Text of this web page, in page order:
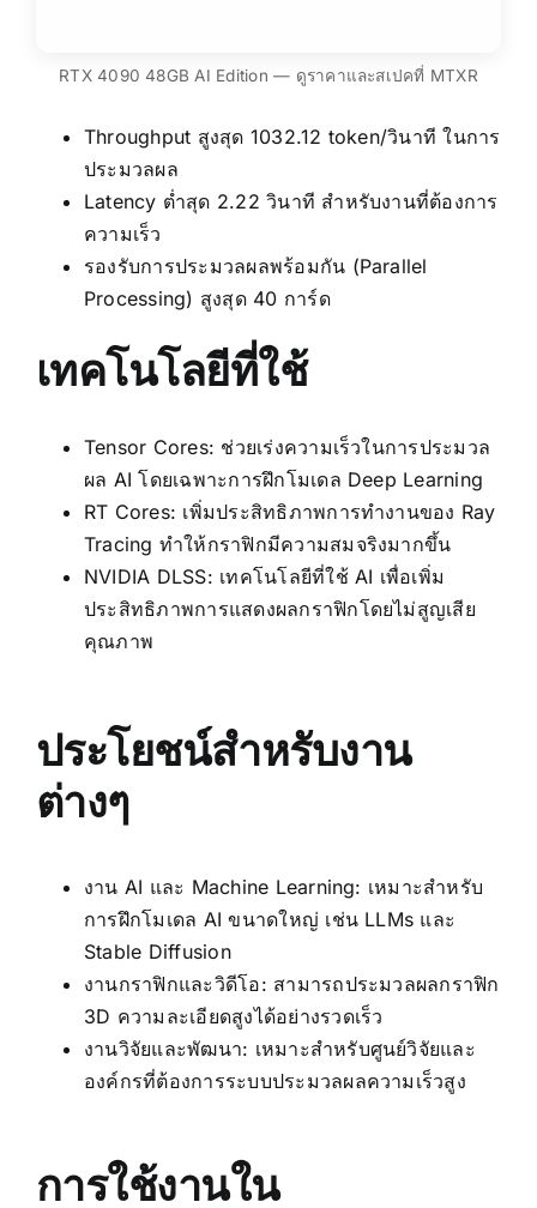
RTX 4090 48GB AI Edition — ดูราคาและสเปคที่ MTXR
Throughput สูงสุด 1032.12 token/วินาที ในการ
ประมวลผล
Latency ต่ำสุด 2.22 วินาที สำหรับงานที่ต้องการ
ความเร็ว
รองรับการประมวลผลพร้อมกัน (Parallel
Processing) สูงสุด 40 การ์ด
เทคโนโลยีที่ใช้
Tensor Cores: ช่วยเร่งความเร็วในการประมวล
ผล AI โดยเฉพาะการฝึกโมเดล Deep Learning
RT Cores: เพิ่มประสิทธิภาพการทำงานของ Ray
Tracing ทำให้กราฟิกมีความสมจริงมากขึ้น
NVIDIA DLSS: เทคโนโลยีที่ใช้ AI เพื่อเพิ่ม
ประสิทธิภาพการแสดงผลกราฟิกโดยไม่สูญเสีย
คุณภาพ
ประโยชน์สำหรับงาน
ต่างๆ
งาน AI และ Machine Learning: เหมาะสำหรับ
การฝึกโมเดล AI ขนาดใหญ่ เช่น LLMs และ
Stable Diffusion
งานกราฟิกและวิดีโอ: สามารถประมวลผลกราฟิก
3D ความละเอียดสูงได้อย่างรวดเร็ว
งานวิจัยและพัฒนา: เหมาะสำหรับศูนย์วิจัยและ
องค์กรที่ต้องการระบบประมวลผลความเร็วสูง
การใช้งานใน